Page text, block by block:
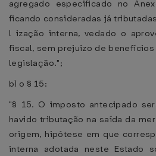
agregado especificado no
ficando consideradas já
l ização interna, vedado o
fiscal, sem prejuízo de
legislação.";
b) o § 15:
"§ 15. O imposto antecipado
havido tributação na saída da
origem, hipótese em que
interna adotada neste Estado